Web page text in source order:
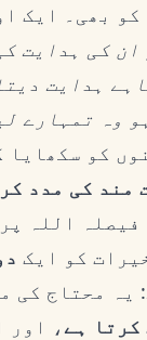
بھی۔ ایک
ان کی ہدایت
ہدایت
وہ تمہارے
مند کی مدد
فیصلہ اللہ
کو ایک
یہ محتاج کی
کرتا ہے، اور